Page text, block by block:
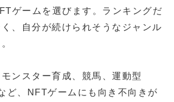
ゲームを選びます。ランキングだ
、自分が続けられそうなジャンル
ンスター育成、競馬、運動型
ど、NFTゲームにも向き不向きが